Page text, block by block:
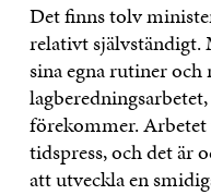
Det finns tolv
relativt självständigt.
sina egna rutiner
förekommer.
tidspress, och det är
att utveckla en